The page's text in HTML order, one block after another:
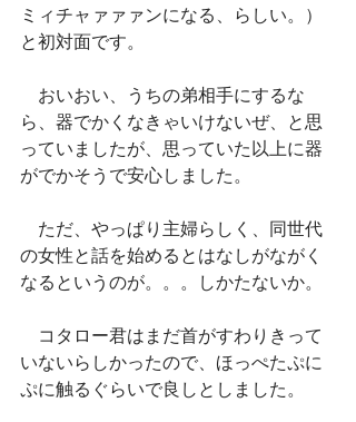
ミィチャァァァンになる、らしい。）
と初対面です。
おいおい、うちの弟相手にするな
ら、器でかくなきゃいけないぜ、と思
っていましたが、思っていた以上に器
がでかそうで安心しました。
ただ、やっぱり主婦らしく、同世代
の女性と話を始めるとはなしがながく
なるというのが。。。しかたないか。
コタロー君はまだ首がすわりきって
いないらしかったので、ほっぺたぷに
ぷに触るぐらいで良しとしました。